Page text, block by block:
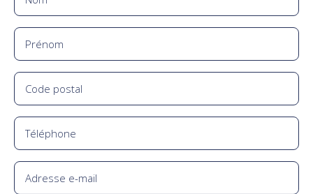
(Nécessaire)
Prénom
(Nécessaire)
Code
postal
(Nécessaire)
Téléphone
E-
mail